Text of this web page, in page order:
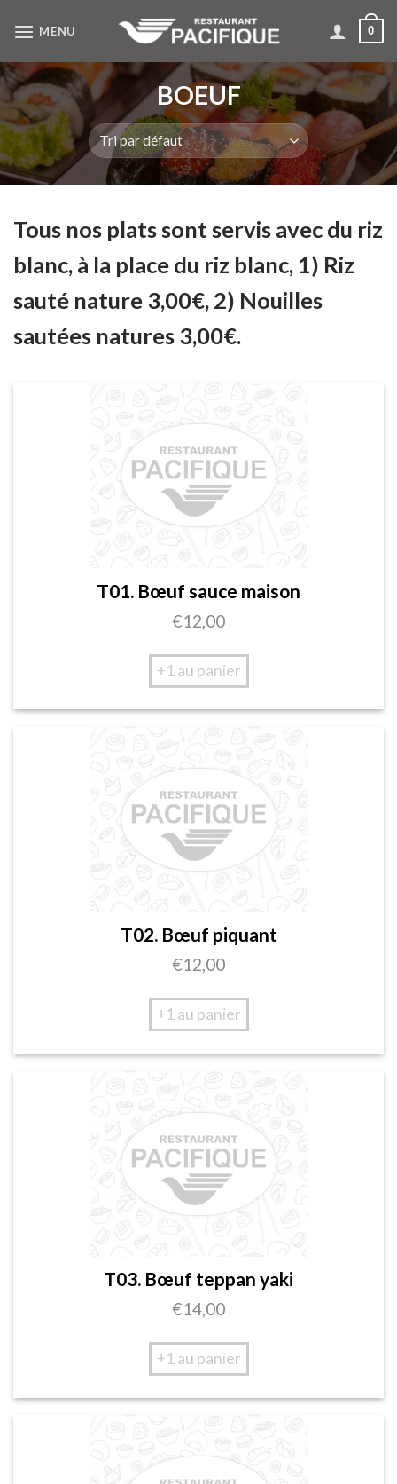
MENU 0
BOEUF
Tous nos plats sont servis avec du riz
blanc, à la place du riz blanc, 1) Riz
sauté nature 3,00€, 2) Nouilles
sautées natures 3,00€.
T01. Bœuf sauce maison
€12,00
+1 au panier
T02. Bœuf piquant
€12,00
+1 au panier
T03. Bœuf teppan yaki
€14,00
+1 au panier